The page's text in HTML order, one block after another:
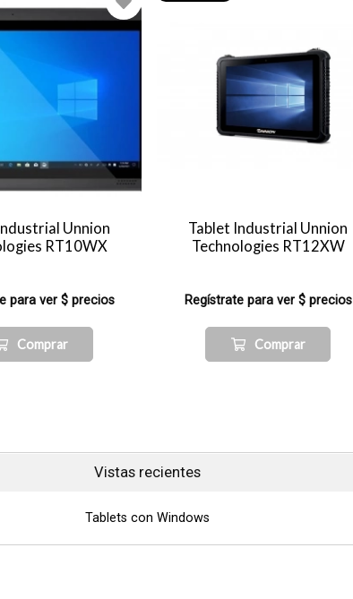
Unnion
RT10WX
para ver $ precios
Comprar
Tablet Industrial Unnion
Technologies RT12XW
Regístrate para ver $ precios
Comprar
Vistas recientes
Tablets con Windows